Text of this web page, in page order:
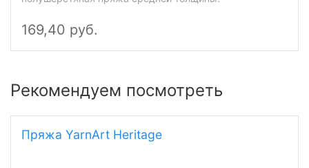
169,40 руб.
Рекомендуем посмотреть
Пряжа YarnArt Heritage